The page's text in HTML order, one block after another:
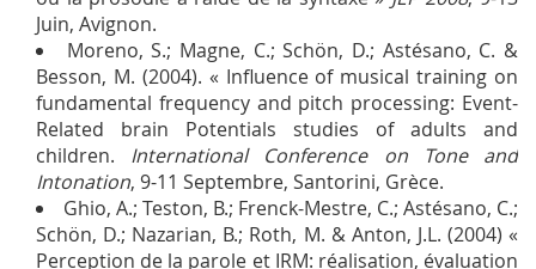
Juin, Avignon.
Moreno, S.; Magne, C.; Schön, D.; Astésano, C. &
Besson, M. (2004). « Influence of musical training on
fundamental frequency and pitch processing: Event-
Related brain Potentials studies of adults and
children. International Conference on Tone and
Intonation, 9-11 Septembre, Santorini, Grèce.
Ghio, A.; Teston, B.; Frenck-Mestre, C.; Astésano, C.;
Schön, D.; Nazarian, B.; Roth, M. & Anton, J.L. (2004) «
Perception de la parole et IRM: réalisation, évaluation